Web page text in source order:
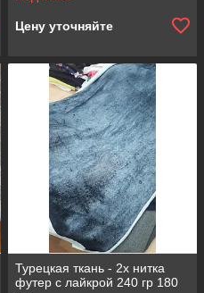
Цену уточняйте
Турецкая ткань - 2х нитка
футер с лайкрой 240 гр 180